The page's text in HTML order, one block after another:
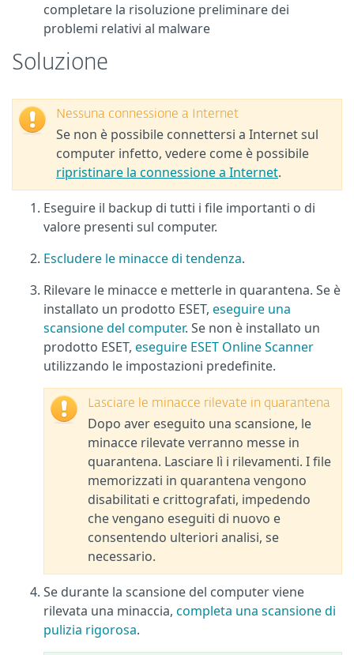
completare la risoluzione preliminare dei
problemi relativi al malware
Soluzione
Nessuna connessione a Internet
Se non è possibile connettersi a Internet sul
computer infetto, vedere come è possibile
ripristinare la connessione a Internet.
Eseguire il backup di tutti i file importanti o di
valore presenti sul computer.
Escludere le minacce di tendenza.
Rilevare le minacce e metterle in quarantena. Se è
installato un prodotto ESET, eseguire una
scansione del computer. Se non è installato un
prodotto ESET, eseguire ESET Online Scanner
utilizzando le impostazioni predefinite.
Lasciare le minacce rilevate in quarantena
Dopo aver eseguito una scansione, le
minacce rilevate verranno messe in
quarantena. Lasciare lì i rilevamenti. I file
memorizzati in quarantena vengono
disabilitati e crittografati, impedendo
che vengano eseguiti di nuovo e
consentendo ulteriori analisi, se
necessario.
Se durante la scansione del computer viene
rilevata una minaccia, completa una scansione di
pulizia rigorosa.